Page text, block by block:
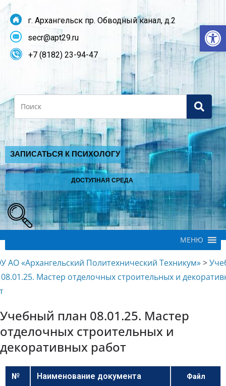
г. Архангельск пр. Обводный канал, д.2
secr@apt29.ru
+7 (8182) 23-94-47
Search
ЗАПИСАТЬСЯ К ПСИХОЛОГУ
ДОСТУПНАЯ СРЕДА
МЕНЮ
АО «Архангельский Политехнический Техникум»>
Мастер отделочных строительных и
Учебный план 08.01.25. Мастер
отделочных строительных и
декоративных работ
№ Наименование документа Файл